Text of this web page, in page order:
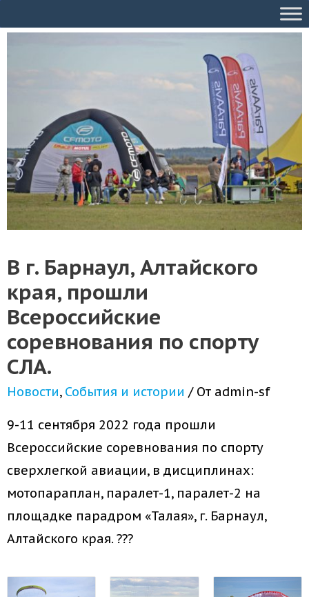
В г. Барнаул, Алтайского
края, прошли
Всероссийские
соревнования по спорту
СЛА.
Новости, События и истории / От admin-sf
9-11 сентября 2022 года прошли
Всероссийские соревнования по спорту
сверхлегкой авиации, в дисциплинах:
мотопараплан, паралет-1, паралет-2 на
площадке парадром «Талая», г. Барнаул,
Алтайского края. ???